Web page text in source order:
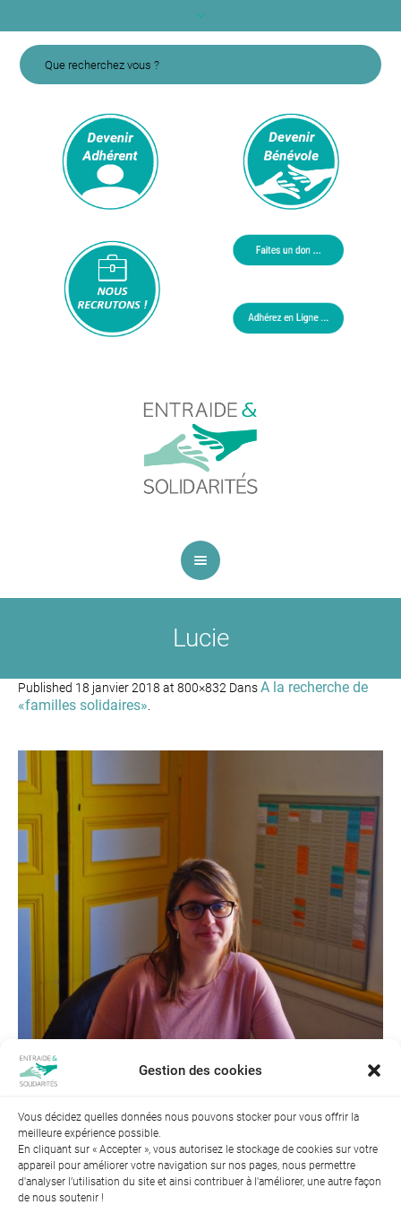
Gestion des cookies
Vous décidez quelles données nous pouvons stocker pour vous offrir la
meilleure expérience possible.
En cliquant sur « Accepter », vous autorisez le stockage de cookies sur votre
appareil pour améliorer votre navigation sur nos pages, nous permettre
d'analyser l’utilisation du site et ainsi contribuer à l'améliorer, une autre façon
de nous soutenir !
Lucie
Published 18 janvier 2018 at 800×832 DansA la recherche de
«familles solidaires»